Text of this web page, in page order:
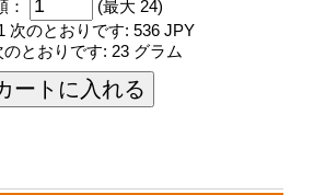
：
(最大 24)
次のとおりです: 536 JPY
のとおりです: 23 グラム
ートに入れる